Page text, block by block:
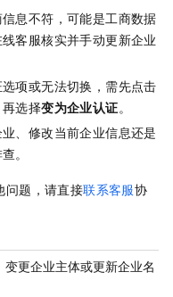
息不符，可能是工商数据
客服核实并手动更新企业
项或无法切换，需先点击
选择变为企业认证。
、修改当前企业信息还是
。
问题，请直接联系客服协
变更企业主体或更新企业名